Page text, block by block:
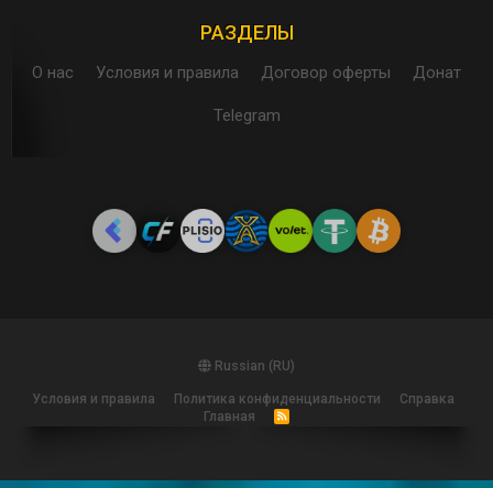
РАЗДЕЛЫ
О нас Условия и правила Договор оферты Донат
Telegram
Russian (RU)
Условия и правила Политика конфиденциальности
Справка
Главная
R